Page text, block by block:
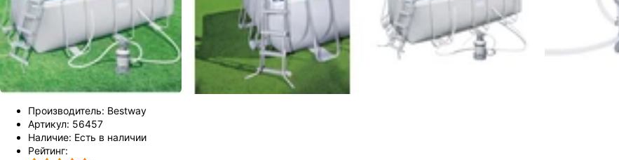
Производитель: Bestway
Артикул: 56457
Наличие: Есть в наличии
Рейтинг: